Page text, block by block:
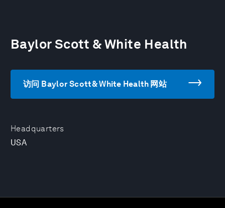
Headquarters
USA
Baylor Scott & White Health
访问 Baylor Scott & White Health 网站